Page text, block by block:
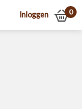
Inloggen 0